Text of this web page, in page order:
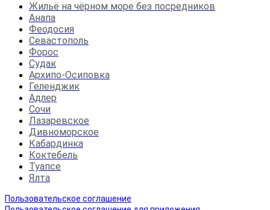
Жильё на чёрном море без посредников
Анапа
Феодосия
Севастополь
Форос
Судак
Архипо-Осиповка
Геленджик
Адлер
Сочи
Лазаревское
Дивноморское
Кабардинка
Коктебель
Туапсе
Ялта
Пользовательское соглашение